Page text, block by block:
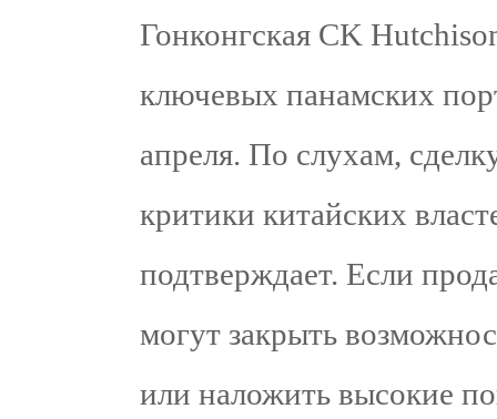
Гонконгская CK
ключевых панамских
апреля. По слухам,
критики китайских
подтверждает. Если
могут закрыть
или наложить высокие